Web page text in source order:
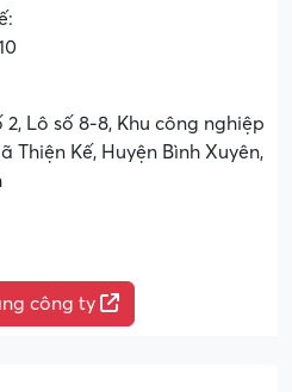
Lô số 8-8, Khu công nghiệp
Thiện Kế, Huyện Bình Xuyên,
công ty